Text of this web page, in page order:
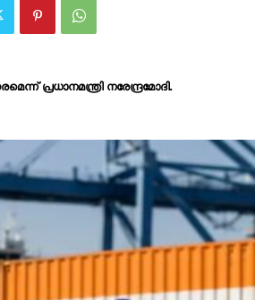
പ്രധാനമന്ത്രി നരേന്ദ്രമോദി.